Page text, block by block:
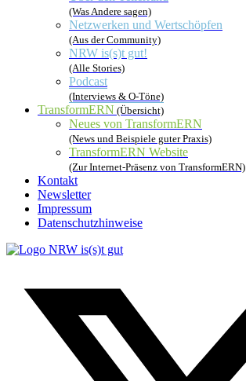
(Was Andere sagen)
Netzwerken und Wertschöpfen
(Aus der Community)
NRW is(s)t gut!
(Alle Stories)
Podcast
(Interviews & O-Töne)
TransformERN (Übersicht)
Neues von TransformERN
(News und Beispiele guter Praxis)
TransformERN Website
(Zur Internet-Präsenz von TransformERN)
Kontakt
Newsletter
Impressum
Datenschutzhinweise